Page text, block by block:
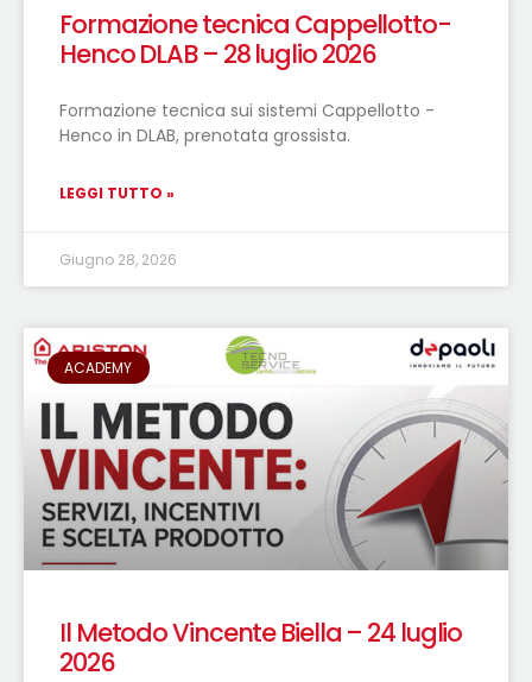
Formazione tecnica Cappellotto-
Henco DLAB – 28 luglio 2026
Formazione tecnica sui sistemi Cappellotto -
Henco in DLAB, prenotata grossista.
LEGGI TUTTO »
Giugno 28, 2026
ACADEMY
Il Metodo Vincente Biella – 24 luglio
2026